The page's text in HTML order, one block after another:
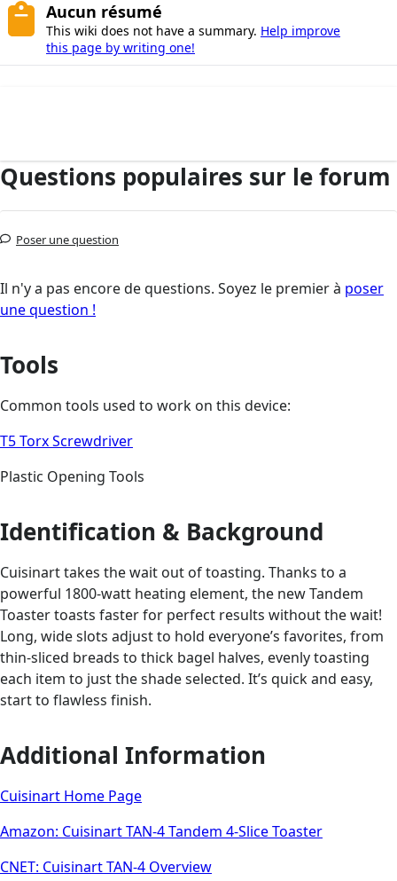
Aucun résumé
This wiki does not have a summary. Help improve
this page by writing one!
Questions populaires sur le forum
Poser une question
Il n'y a pas encore de questions. Soyez le premier à poser
une question !
Tools
Common tools used to work on this device:
T5 Torx Screwdriver
Plastic Opening Tools
Identification & Background
Cuisinart takes the wait out of toasting. Thanks to a
powerful 1800-watt heating element, the new Tandem
Toaster toasts faster for perfect results without the wait!
Long, wide slots adjust to hold everyone’s favorites, from
thin-sliced breads to thick bagel halves, evenly toasting
each item to just the shade selected. It’s quick and easy,
start to flawless finish.
Additional Information
Cuisinart Home Page
Amazon: Cuisinart TAN-4 Tandem 4-Slice Toaster
CNET: Cuisinart TAN-4 Overview